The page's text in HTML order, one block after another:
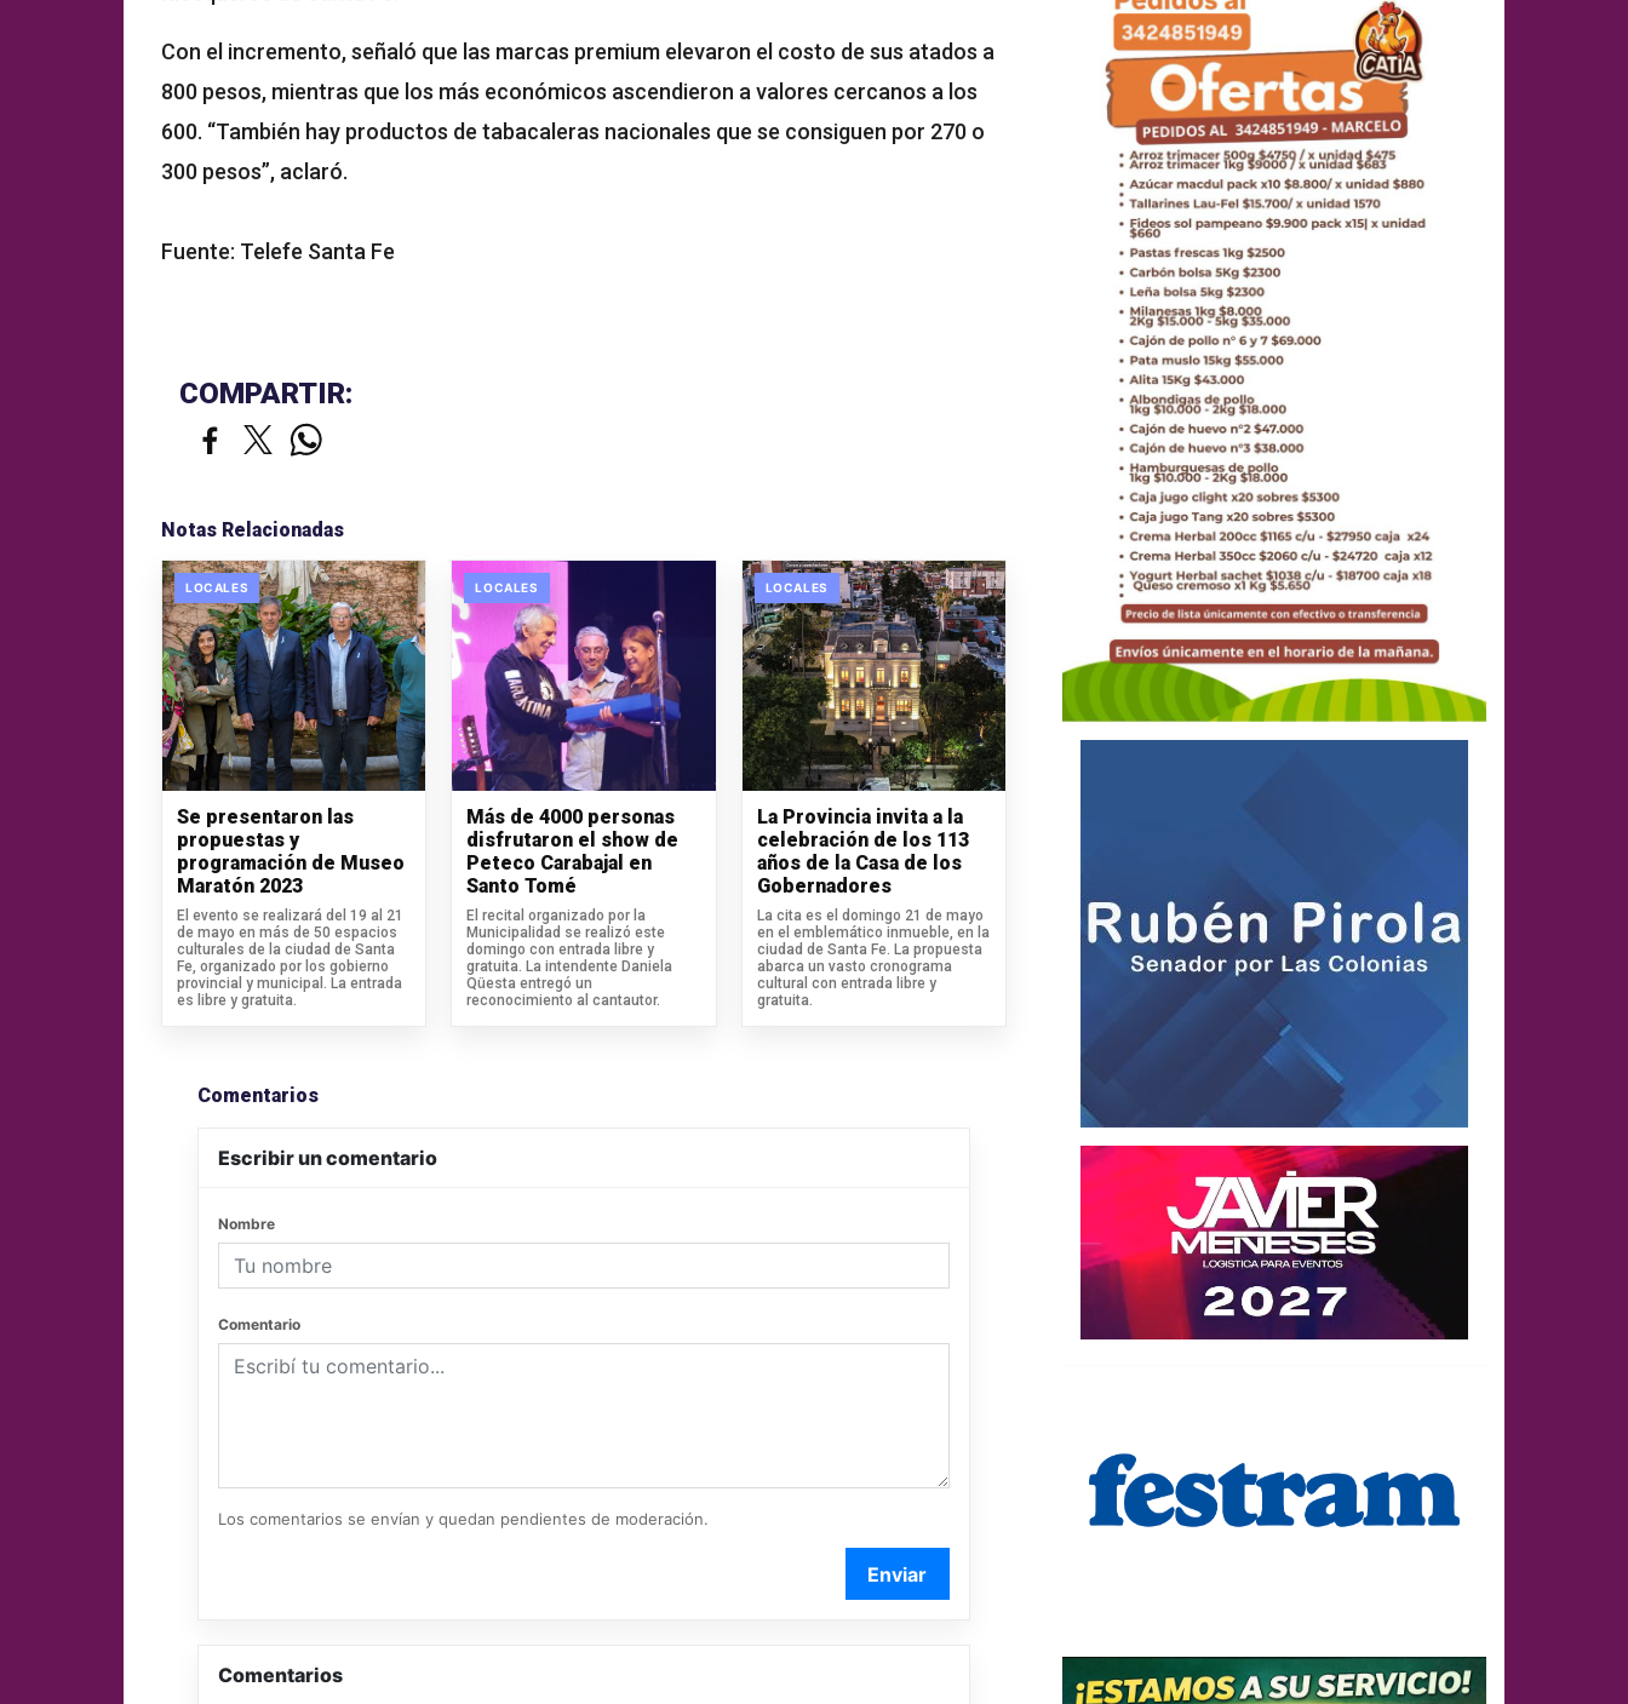
Con el incremento, señaló que las marcas premium elevaron el costo de sus atados a
800 pesos, mientras que los más económicos ascendieron a valores cercanos a los
600. “También hay productos de tabacaleras nacionales que se consiguen por 270 o
300 pesos”, aclaró.
Fuente: Telefe Santa Fe
COMPARTIR:
Notas Relacionadas
LOCALES
Se presentaron las
propuestas y
programación de Museo
Maratón 2023
El evento se realizará del 19 al 21
de mayo en más de 50 espacios
culturales de la ciudad de Santa
Fe, organizado por los gobierno
provincial y municipal. La entrada
es libre y gratuita.
LOCALES
Más de 4000 personas
disfrutaron el show de
Peteco Carabajal en
Santo Tomé
El recital organizado por la
Municipalidad se realizó este
domingo con entrada libre y
gratuita. La intendente Daniela
Qüesta entregó un
reconocimiento al cantautor.
LOCALES
La Provincia invita a la
celebración de los 113
años de la Casa de los
Gobernadores
La cita es el domingo 21 de mayo
en el emblemático inmueble, en la
ciudad de Santa Fe. La propuesta
abarca un vasto cronograma
cultural con entrada libre y
gratuita.
Comentarios
Escribir un comentario
Nombre
Comentario
Los comentarios se envían y quedan pendientes de moderación.
Enviar
Comentarios